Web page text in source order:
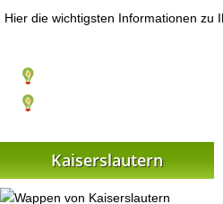
Hier die wichtigsten Informationen zu
Kaiserslautern